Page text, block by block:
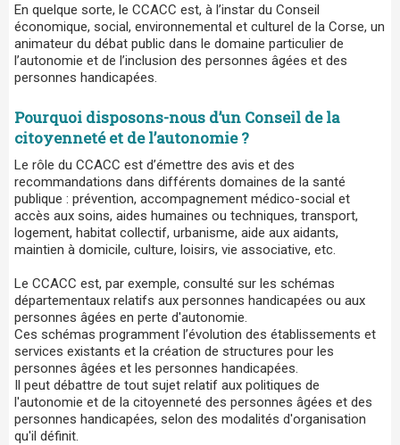
En quelque sorte, le CCACC est, à l’instar du Conseil
économique, social, environnemental et culturel de la Corse, un
animateur du débat public dans le domaine particulier de
l’autonomie et de l’inclusion des personnes âgées et des
personnes handicapées.
Pourquoi disposons-nous d’un Conseil de la
citoyenneté et de l’autonomie ?
Le rôle du CCACC est d’émettre des avis et des
recommandations dans différents domaines de la santé
publique : prévention, accompagnement médico-social et
accès aux soins, aides humaines ou techniques, transport,
logement, habitat collectif, urbanisme, aide aux aidants,
maintien à domicile, culture, loisirs, vie associative, etc.
Le CCACC est, par exemple, consulté sur les schémas
départementaux relatifs aux personnes handicapées ou aux
personnes âgées en perte d'autonomie.
Ces schémas programment l’évolution des établissements et
services existants et la création de structures pour les
personnes âgées et les personnes handicapées.
Il peut débattre de tout sujet relatif aux politiques de
l'autonomie et de la citoyenneté des personnes âgées et des
personnes handicapées, selon des modalités d'organisation
qu'il définit.